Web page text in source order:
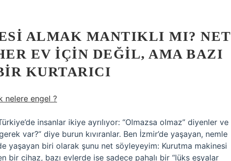
ALMAK MANTIKLI MI? NET
EV İÇIN DEĞIL, AMA BAZI
KURTARICI
nelere engel ?
insanlar ikiye ayrılıyor: “Olmazsa olmaz” diyenler ve
var?” diye burun kıvıranlar. Ben İzmir’de yaşayan, nemle
yaşayan biri olarak şunu net söyleyeyim: Kurutma makinesi
bir cihaz, bazı evlerde ise sadece pahalı bir “lüks eşyalar